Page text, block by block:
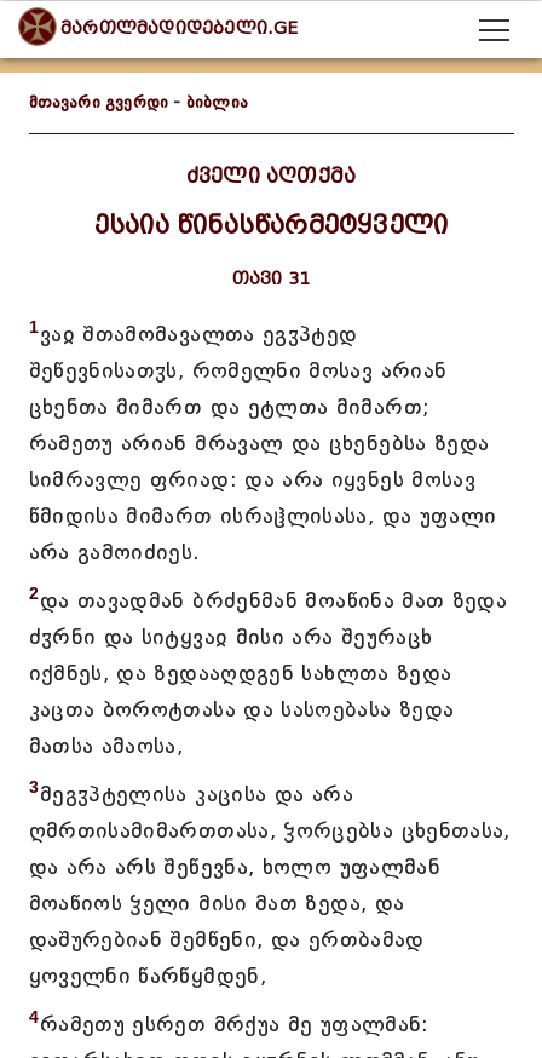
მართლმადიდებელი.GE
მთავარი გვერდი - ბიბლია
ძველი აღთქმა
ესაია წინასწარმეტყველი
თავი 31
1ვაჲ შთამომავალთა ეგჳპტედ
შეწევნისათჳს, რომელნი მოსავ არიან
ცხენთა მიმართ და ეტლთა მიმართ;
რამეთუ არიან მრავალ და ცხენებსა ზედა
სიმრავლე ფრიად: და არა იყვნეს მოსავ
წმიდისა მიმართ ისრაჱლისასა, და უფალი
არა გამოიძიეს.
2და თავადმან ბრძენმან მოაწინა მათ ზედა
ძჳრნი და სიტყვაჲ მისი არა შეურაცხ
იქმნეს, და ზედააღდგენ სახლთა ზედა
კაცთა ბოროტთასა და სასოებასა ზედა
მათსა ამაოსა,
3მეგჳპტელისა კაცისა და არა
ღმრთისამიმართთასა, ჴორცებსა ცხენთასა,
და არა არს შეწევნა, ხოლო უფალმან
მოაწიოს ჴელი მისი მათ ზედა, და
დაშურებიან შემწენი, და ერთბამად
ყოველნი წარწყმდენ,
4რამეთუ ესრეთ მრქუა მე უფალმან: